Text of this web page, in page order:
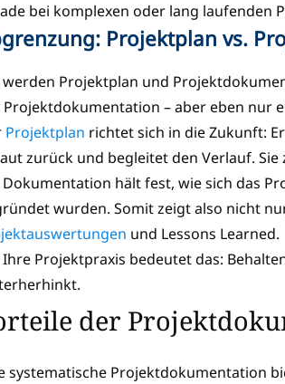
bei komplexen oder lang laufenden
Projektplan vs.
Projektplan und
– aber eben nur
Projektplan richtet sich in die Zukunft:
zurück und begleitet den Verlauf.
Dokumentation hält fest, wie sich das
wurden. Somit zeigt also nicht
und Lessons Learned.
Ihre Projektpraxis bedeutet das:
der
systematische Projektdokumentation